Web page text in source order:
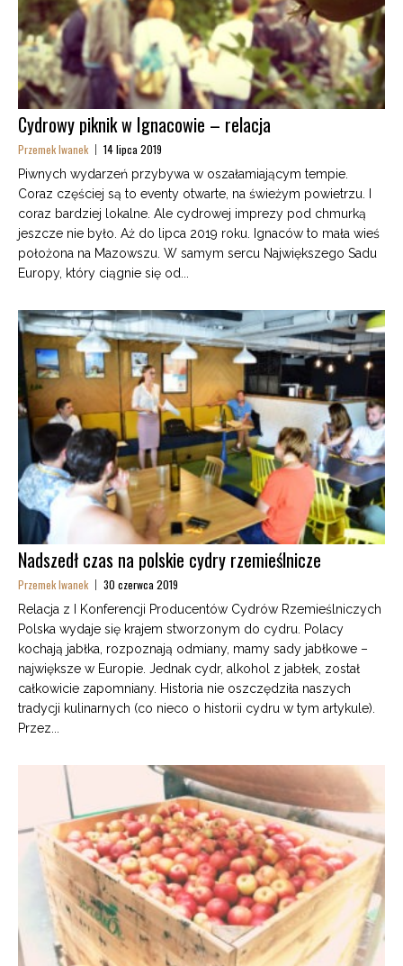
Cydrowy piknik w Ignacowie – relacja
Przemek Iwanek 14 lipca 2019
Piwnych wydarzeń przybywa w oszałamiającym tempie.
Coraz częściej są to eventy otwarte, na świeżym powietrzu. I
coraz bardziej lokalne. Ale cydrowej imprezy pod chmurką
jeszcze nie było. Aż do lipca 2019 roku. Ignaców to mała wieś
położona na Mazowszu. W samym sercu Największego Sadu
Europy, który ciągnie się od...
Nadszedł czas na polskie cydry rzemieślnicze
Przemek Iwanek 30 czerwca 2019
Relacja z I Konferencji Producentów Cydrów Rzemieślniczych
Polska wydaje się krajem stworzonym do cydru. Polacy
kochają jabłka, rozpoznają odmiany, mamy sady jabłkowe –
największe w Europie. Jednak cydr, alkohol z jabłek, został
całkowicie zapomniany. Historia nie oszczędziła naszych
tradycji kulinarnych (co nieco o historii cydru w tym artykule).
Przez...